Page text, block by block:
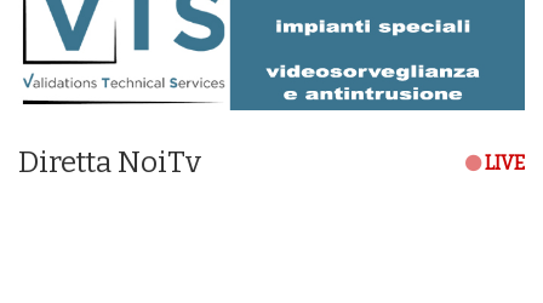
Diretta NoiTv LIVE